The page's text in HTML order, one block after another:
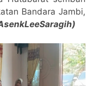
Bandara Jambi,